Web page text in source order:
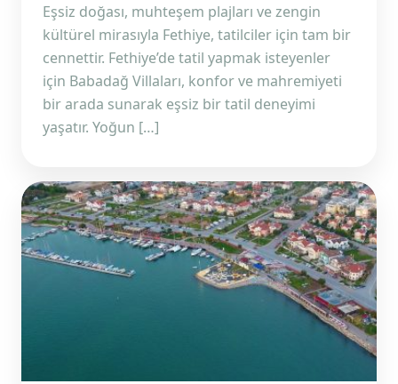
Eşsiz doğası, muhteşem plajları ve zengin
kültürel mirasıyla Fethiye, tatilciler için tam bir
cennettir. Fethiye’de tatil yapmak isteyenler
için Babadağ Villaları, konfor ve mahremiyeti
bir arada sunarak eşsiz bir tatil deneyimi
yaşatır. Yoğun […]